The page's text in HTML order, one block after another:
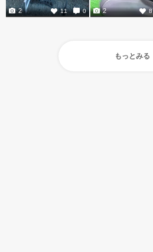
11 0
2 8
2
もっとみる